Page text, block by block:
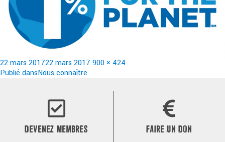
Publié
le
22 mars 201722 mars 2017 Taille
900 × 424
Navigation
Publié dansNous connaître
DEVENEZ MEMBRES FAIRE UN DON